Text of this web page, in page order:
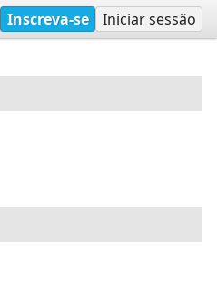
Inscreva-se Iniciar sessão